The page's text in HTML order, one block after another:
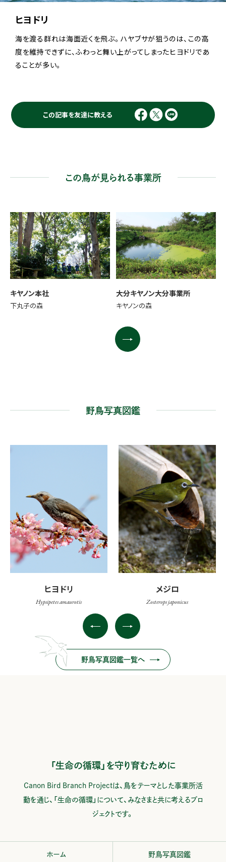
ヒヨドリ
海を渡る群れは海面近くを飛ぶ。ハヤブサが狙うのは、この高
度を維持できずに、ふわっと舞い上がってしまったヒヨドリであ
ることが多い。
この記事を友達に教える
この鳥が見られる事業所
キヤノン本社
下丸子の森
大分キヤノン大分事業所
キヤノンの森
野鳥写真図鑑
ヒヨドリ
Hypsipetes amaurotis
メジロ
Zosterops japonicus
野鳥写真図鑑一覧へ
「生命の循環」を守り育むために
Canon Bird Branch Projectは、鳥をテーマとした事業所活
動を通じ、 「生命の循環」について、みなさまと共に考えるプロ
ジェクトです。
ホーム 野鳥写真図鑑